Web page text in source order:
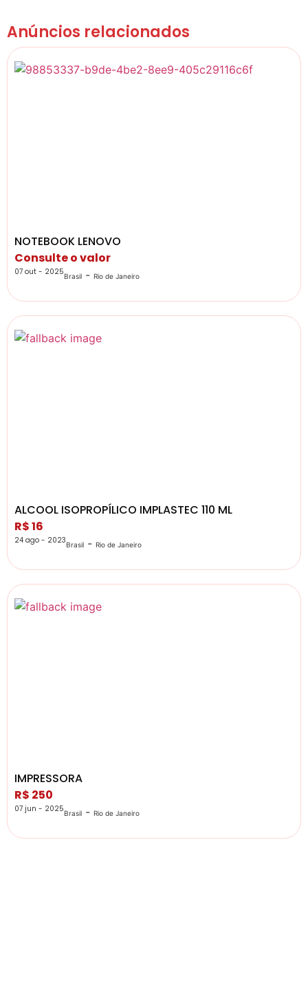
Anúncios relacionados
NOTEBOOK LENOVO
Consulte o valor
07 out - 2025Brasil - Rio de Janeiro
ALCOOL ISOPROPÍLICO IMPLASTEC 110 ML
R$ 16
24 ago - 2023Brasil - Rio de Janeiro
IMPRESSORA
R$ 250
07 jun - 2025Brasil - Rio de Janeiro